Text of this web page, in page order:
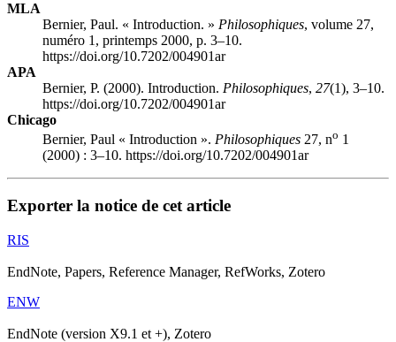
MLA
Bernier, Paul. « Introduction. » Philosophiques, volume 27,
numéro 1, printemps 2000, p. 3–10.
https://doi.org/10.7202/004901ar
APA
Bernier, P. (2000). Introduction. Philosophiques, 27(1), 3–10.
https://doi.org/10.7202/004901ar
Chicago
Bernier, Paul « Introduction ». Philosophiques 27, no 1
(2000) : 3–10. https://doi.org/10.7202/004901ar
Exporter la notice de cet article
RIS
EndNote, Papers, Reference Manager, RefWorks, Zotero
ENW
EndNote (version X9.1 et +), Zotero